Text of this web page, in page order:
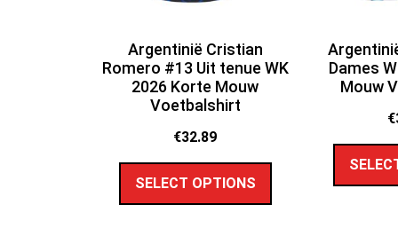
Argentinië Cristian
Romero #13 Uit tenue WK
2026 Korte Mouw
Voetbalshirt
€32.89
SELECT OPTIONS
Dames
Mouw
€